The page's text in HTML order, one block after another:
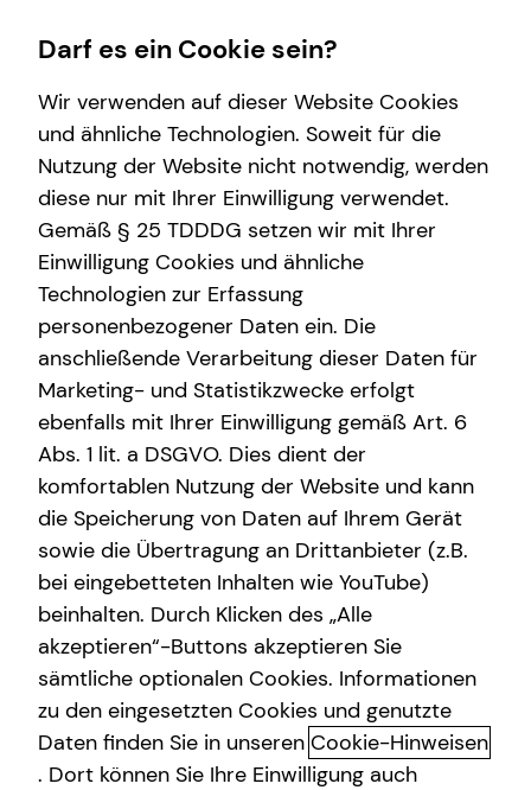
Wissenswertes
Über mich
Über tecis
Podcast
Service
Kundenportal
Schadenabwicklung
Finanzberatung
Videoberatung
Spezialisten-Netzwerk
Sebastian Weigel
Senior Sales Manager
E-Mail
sebastian.weigel@tecis.de
Schönhauser Straße 38
13158 Berlin
+49 (162) 1833562
Geschäftszeiten
Darf es ein Cookie sein?
Wir verwenden auf dieser Website Cookies
und ähnliche Technologien. Soweit für die
Nutzung der Website nicht notwendig, werden
diese nur mit Ihrer Einwilligung verwendet.
Gemäß § 25 TDDDG setzen wir mit Ihrer
Einwilligung Cookies und ähnliche
Technologien zur Erfassung
personenbezogener Daten ein. Die
anschließende Verarbeitung dieser Daten für
Marketing- und Statistikzwecke erfolgt
ebenfalls mit Ihrer Einwilligung gemäß Art. 6
Abs. 1 lit. a DSGVO. Dies dient der
komfortablen Nutzung der Website und kann
die Speicherung von Daten auf Ihrem Gerät
sowie die Übertragung an Drittanbieter (z.B.
bei eingebetteten Inhalten wie YouTube)
beinhalten. Durch Klicken des „Alle
akzeptieren“-Buttons akzeptieren Sie
sämtliche optionalen Cookies. Informationen
zu den eingesetzten Cookies und genutzte
Daten finden Sie in unseren Cookie-Hinweisen
. Dort können Sie Ihre Einwilligung auch